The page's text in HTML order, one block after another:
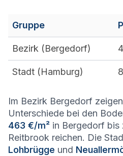
Gruppe
Bezirk (Bergedorf) 4
Stadt (Hamburg)
Im Bezirk Bergedorf
Unterschiede bei den
463 €/m² in Bergedorf bis
Reitbrook reichen. Die
Lohbrügge und